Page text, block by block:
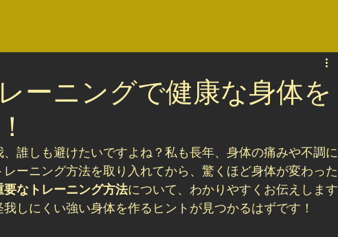
ーニングで健康な身体を
誰しも避けたいですよね？私も長年、身体の痛みや不調に
ーニング方法を取り入れてから、驚くほど身体が変わった
要なトレーニング方法について、わかりやすくお伝えします
しにくい強い身体を作るヒントが見つかるはずです！